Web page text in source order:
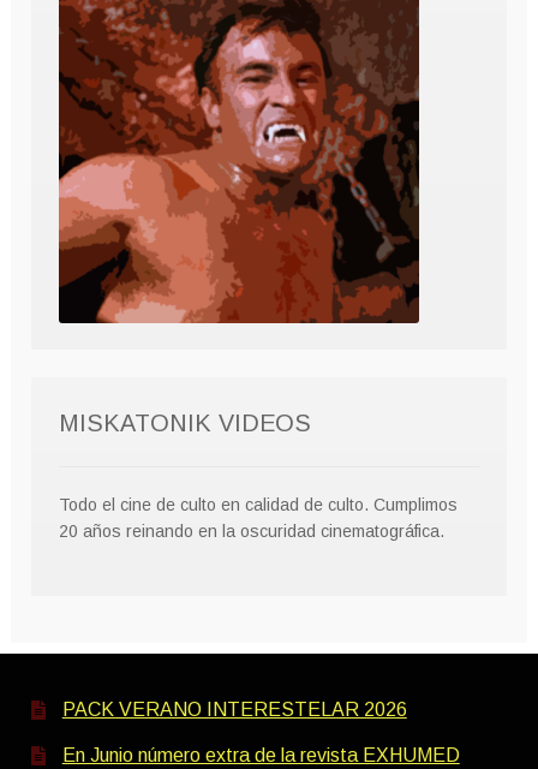
MISKATONIK VIDEOS
Todo el cine de culto en calidad de culto. Cumplimos
20 años reinando en la oscuridad cinematográfica.
PACK VERANO INTERESTELAR 2026
En Junio número extra de la revista EXHUMED